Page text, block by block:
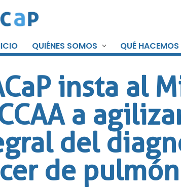
QUIÉNES SOMOS QUÉ HACEMOS
insta al
a
del
de